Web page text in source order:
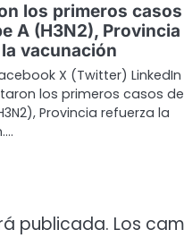
los primeros casos
A (H3N2), Provincia
vacunación
X (Twitter) LinkedIn
los primeros casos de
Provincia refuerza la
publicada. Los